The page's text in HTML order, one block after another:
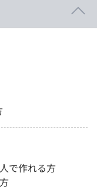
で作れる方